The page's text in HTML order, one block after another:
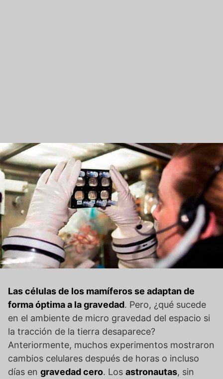
Las células de los mamíferos se adaptan de
forma óptima a la gravedad. Pero, ¿qué sucede
en el ambiente de micro gravedad del espacio si
la tracción de la tierra desaparece?
Anteriormente, muchos experimentos mostraron
cambios celulares después de horas o incluso
días en gravedad cero. Los astronautas, sin